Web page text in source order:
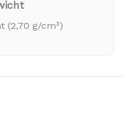
(2,70 g/cm³)